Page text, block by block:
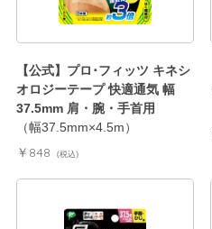
【公式】プロ･フィッツ キネシ
オロジーテープ 快適通気 幅
37.5mm 肩・腕・手首用
（幅37.5mm×4.5m）
￥848 (税込)